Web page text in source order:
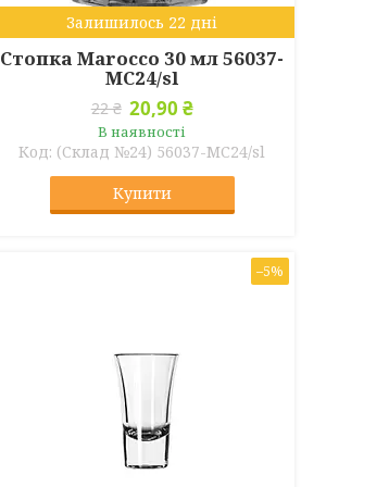
Залишилось 22 дні
Стопка Marocco 30 мл 56037-
МС24/sl
22 ₴ 20,90 ₴
В наявності
(Склад №24) 56037-МС24/sl
Купити
–5%